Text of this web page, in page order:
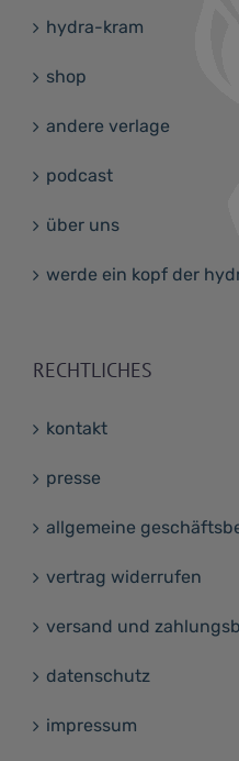
hydra-kram
shop
andere verlage
podcast
über uns
werde ein kopf der
RECHTLICHES
kontakt
presse
allgemeine
vertrag widerrufen
versand und
datenschutz
impressum